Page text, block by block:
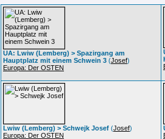
UA: Lwiw (Lemberg) > Spazirgang am
Hauptplatz mit einem Schwein 3 (Josef)
Europa: Der OSTEN
Lwiw (Lemberg) > Schwejk Josef (Josef)
Europa: Der OSTEN